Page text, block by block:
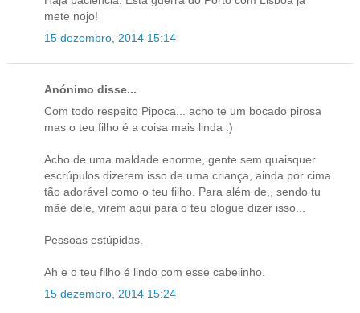
mete nojo!
15 dezembro, 2014 15:14
Anónimo disse...
Com todo respeito Pipoca... acho te um bocado pirosa
mas o teu filho é a coisa mais linda :)
Acho de uma maldade enorme, gente sem quaisquer
escrúpulos dizerem isso de uma criança, ainda por cima
tão adorável como o teu filho. Para além de,, sendo tu
mãe dele, virem aqui para o teu blogue dizer isso...
Pessoas estúpidas.
Ah e o teu filho é lindo com esse cabelinho.
15 dezembro, 2014 15:24